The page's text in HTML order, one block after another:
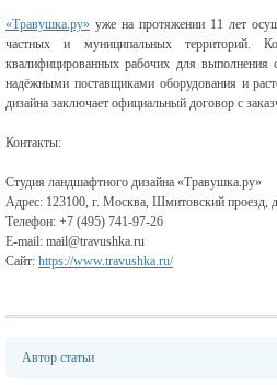
«Травушка.ру» уже на протяжении 11 лет
частных и муниципальных территорий.
квалифицированных рабочих для выполнения
надёжными поставщиками оборудования и
дизайна заключает официальный договор с
Контакты:
Студия ландшафтного дизайна «Травушка.ру»
Адрес: 123100, г. Москва, Шмитовский проезд,
Телефон: +7 (495) 741-97-26
E-mail: mail@travushka.ru
Сайт: https://www.travushka.ru/
Автор статьи